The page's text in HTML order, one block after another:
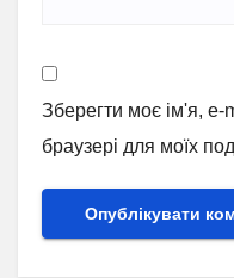
Зберегти моє ім'я, e-
браузері для моїх